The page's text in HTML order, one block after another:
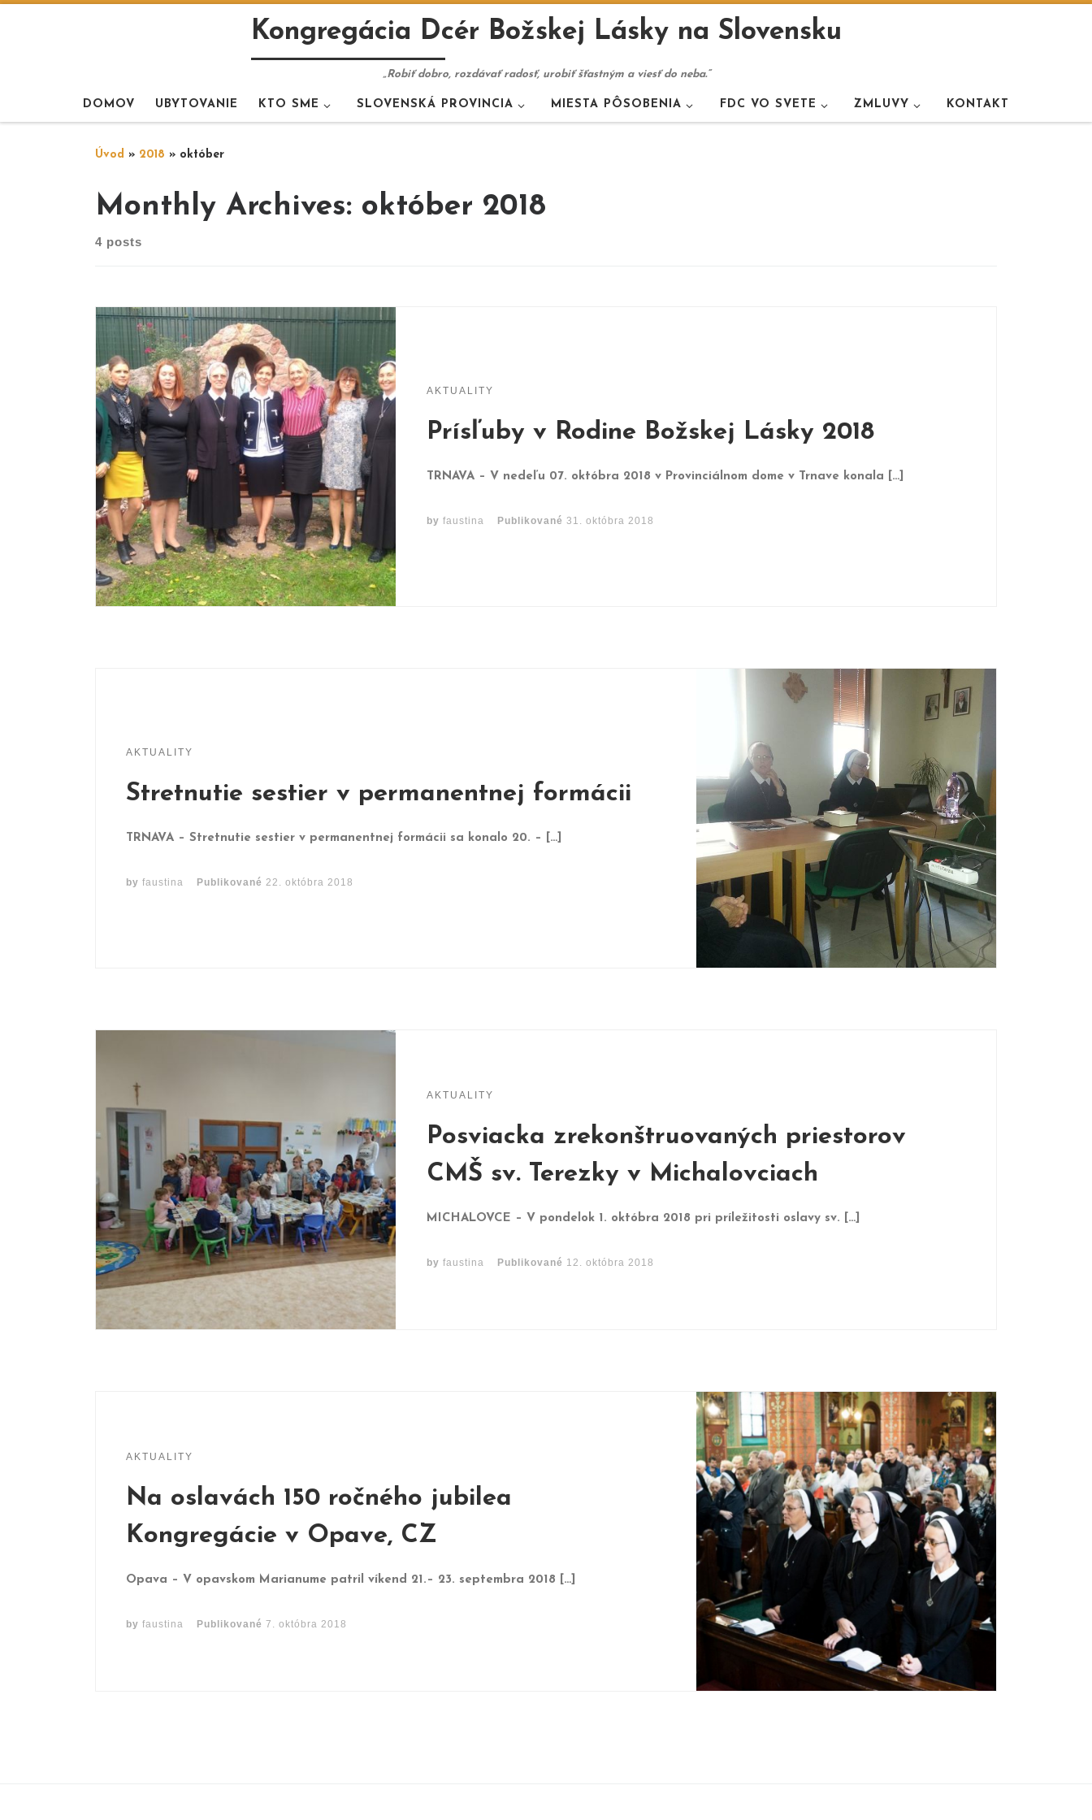
Kongregácia Dcér Božskej Lásky na Slovensku
„Robiť dobro, rozdávať radosť, urobiť šťastným a viesť do neba.“
DOMOV UBYTOVANIE KTO SME SLOVENSKÁ PROVINCIA MIESTA PÔSOBENIA FDC VO SVETE ZMLUVY KONTAKT
Úvod » 2018 » október
Monthly Archives: október 2018
4 posts
AKTUALITY
Prísľuby v Rodine Božskej Lásky 2018
TRNAVA – V nedeľu 07. októbra 2018 v Provinciálnom dome v Trnave konala […]
by faustina Publikované 31. októbra 2018
AKTUALITY
Stretnutie sestier v permanentnej formácii
TRNAVA – Stretnutie sestier v permanentnej formácii sa konalo 20. – […]
by faustina Publikované 22. októbra 2018
AKTUALITY
Posviacka zrekonštruovaných priestorov
CMŠ sv. Terezky v Michalovciach
MICHALOVCE – V pondelok 1. októbra 2018 pri príležitosti oslavy sv. […]
by faustina Publikované 12. októbra 2018
AKTUALITY
Na oslavách 150 ročného jubilea
Kongregácie v Opave, CZ
Opava – V opavskom Marianume patril víkend 21.– 23. septembra 2018 […]
by faustina Publikované 7. októbra 2018